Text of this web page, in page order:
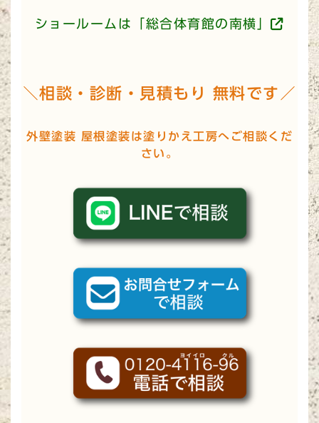
ショールームは「総合体育館の南横」
＼相談・診断・見積もり 無料です／
外壁塗装 屋根塗装は塗りかえ工房へご相談くだ
さい。